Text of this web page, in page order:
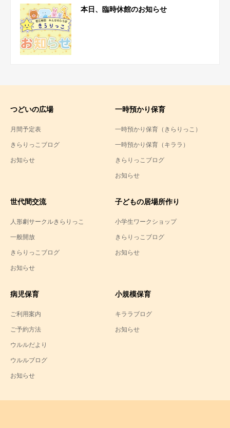
本日、臨時休館のお知らせ
つどいの広場
月間予定表
きらりっこブログ
お知らせ
一時預かり保育
一時預かり保育（きらりっこ）
一時預かり保育（キララ）
きらりっこブログ
お知らせ
世代間交流
人形劇サークルきらりっこ
一般開放
きらりっこブログ
お知らせ
子どもの居場所作り
小学生ワークショップ
きらりっこブログ
お知らせ
病児保育
ご利用案内
ご予約方法
ウルルだより
ウルルブログ
お知らせ
小規模保育
キララブログ
お知らせ